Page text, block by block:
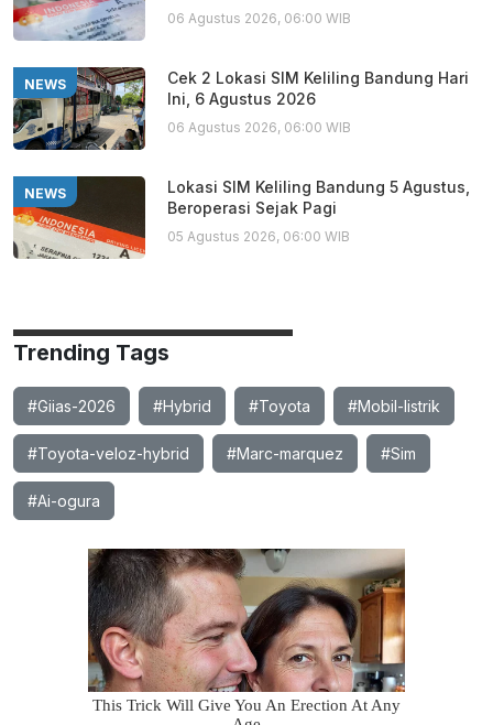
06 Agustus 2026, 06:00 WIB
NEWS
Cek 2 Lokasi SIM Keliling Bandung Hari
Ini, 6 Agustus 2026
06 Agustus 2026, 06:00 WIB
NEWS
Lokasi SIM Keliling Bandung 5 Agustus,
Beroperasi Sejak Pagi
05 Agustus 2026, 06:00 WIB
Trending Tags
#Giias-2026 #Hybrid #Toyota #Mobil-listrik
#Toyota-veloz-hybrid #Marc-marquez #Sim
#Ai-ogura